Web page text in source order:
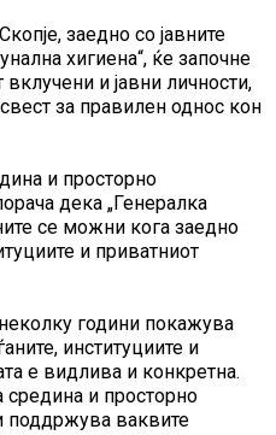
заедно со јавните
хигиена“, ќе започне
вклучени и јавни личности,
за правилен однос кон
и просторно
дека „Генералка
се можни кога заедно
и приватниот
години покажува
институциите и
е видлива и конкретна.
средина и просторно
поддржува ваквите